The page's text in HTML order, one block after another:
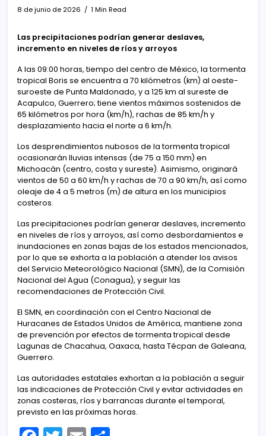
8 de junio de 2026 1 Min Read
Las precipitaciones podrían generar deslaves,
incremento en niveles de ríos y arroyos
A las 09:00 horas, tiempo del centro de México, la tormenta
tropical Boris se encuentra a 70 kilómetros (km) al oeste-
suroeste de Punta Maldonado, y a 125 km al sureste de
Acapulco, Guerrero; tiene vientos máximos sostenidos de
65 kilómetros por hora (km/h), rachas de 85 km/h y
desplazamiento hacia el norte a 6 km/h.
Los desprendimientos nubosos de la tormenta tropical
ocasionarán lluvias intensas (de 75 a 150 mm) en
Michoacán (centro, costa y sureste). Asimismo, originará
vientos de 50 a 60 km/h y rachas de 70 a 90 km/h, así como
oleaje de 4 a 5 metros (m) de altura en los municipios
costeros.
Las precipitaciones podrían generar deslaves, incremento
en niveles de ríos y arroyos, así como desbordamientos e
inundaciones en zonas bajas de los estados mencionados,
por lo que se exhorta a la población a atender los avisos
del Servicio Meteorológico Nacional (SMN), de la Comisión
Nacional del Agua (Conagua), y seguir las
recomendaciones de Protección Civil.
El SMN, en coordinación con el Centro Nacional de
Huracanes de Estados Unidos de América, mantiene zona
de prevención por efectos de tormenta tropical desde
Lagunas de Chacahua, Oaxaca, hasta Técpan de Galeana,
Guerrero.
Las autoridades estatales exhortan a la población a seguir
las indicaciones de Protección Civil y evitar actividades en
zonas costeras, ríos y barrancas durante el temporal,
previsto en las próximas horas.